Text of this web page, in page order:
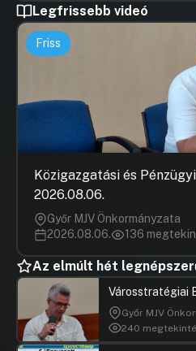
Legfrissebb videó
Friss
Közigazgatási és
2026.08.06.
Győr MJV Önkormányzata
2026.08.06.
136
Az elmúlt hét
Városstratégiai
Győr MJV
240